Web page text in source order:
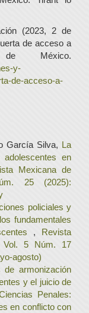
(2023, 2 de
de acceso a
México.
y-
de-acceso-a-
García Silva, La
en
Mexicana de
25 (2025):
policiales y
fundamentales
, Revista
Vol. 5 Núm. 17
agosto)
de armonización
y el juicio de
Penales:
en conflicto con